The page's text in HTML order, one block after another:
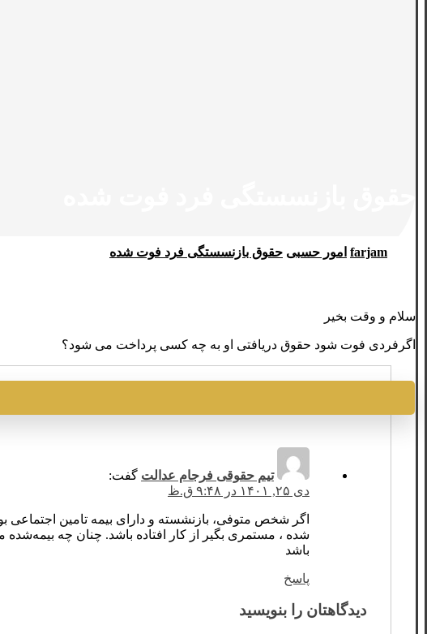
farjam امور حسبی حقوق بازنسستگی فرد فوت شده
سلام و وقت بخیر
اگرفردی فوت شود حقوق دریافتی او به چه کسی پرداخت می شود؟
تیم حقوقی فرجام عدالت گفت:
دی ۲۵, ۱۴۰۱ در ۹:۴۸ ق.ظ
اگر شخص متوفی، بازنشسته و دارای بیمه تامین
شده ، مستمری بگیر از کار افتاده باشد. چنان چه
باشد
پاسخ
دیدگاهتان را بنویسید